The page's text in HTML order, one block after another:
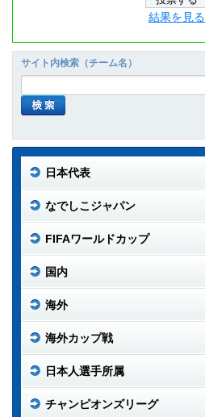
結果を見る
サイト内検索（チーム名）
日本代表
なでしこジャパン
FIFAワールドカップ
国内
海外
海外カップ戦
日本人選手所属
チャンピオンズリーグ